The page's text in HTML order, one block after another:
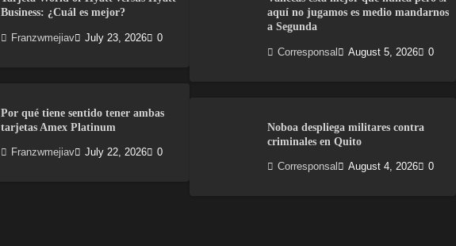
Business: ¿Cuál es mejor?
Franzwmejiav July 23, 2026 0
Por qué tiene sentido tener ambas
tarjetas Amex Platinum
Franzwmejiav July 22, 2026 0
aquí no jugamos es medio mandarnos
a Segunda
Corresponsal August 5, 2026 0
Noboa despliega militares contra
criminales en Quito
Corresponsal August 4, 2026 0